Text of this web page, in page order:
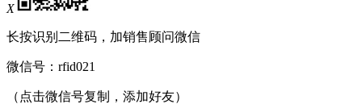
X
长按识别二维码，加销售顾问微信
微信号： rfid021
（点击微信号复制，添加好友）